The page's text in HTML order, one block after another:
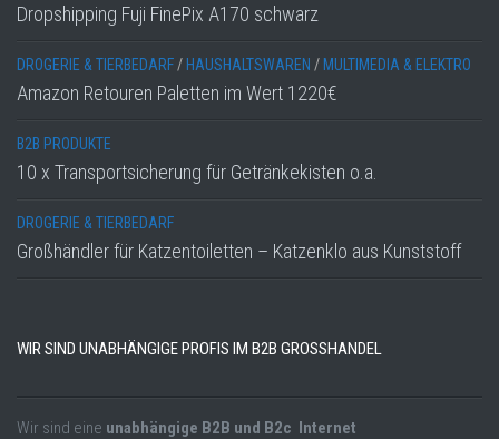
Dropshipping Fuji FinePix A170 schwarz
DROGERIE & TIERBEDARF / HAUSHALTSWAREN / MULTIMEDIA & ELEKTRO
Amazon Retouren Paletten im Wert 1220€
B2B PRODUKTE
10 x Transportsicherung für Getränkekisten o.a.
DROGERIE & TIERBEDARF
Großhändler für Katzentoiletten – Katzenklo aus Kunststoff
WIR SIND UNABHÄNGIGE PROFIS IM B2B GROSSHANDEL
Wir sind eine unabhängige B2B und B2c Internet